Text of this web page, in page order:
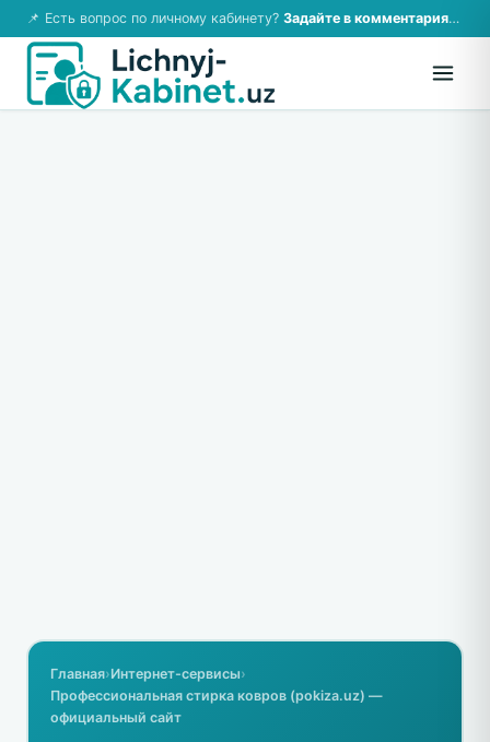
📌 Есть вопрос по личному кабинету? Задайте в комментариях — ответим!
Главная›Интернет-сервисы›
Профессиональная стирка ковров (pokiza.uz) —
официальный сайт